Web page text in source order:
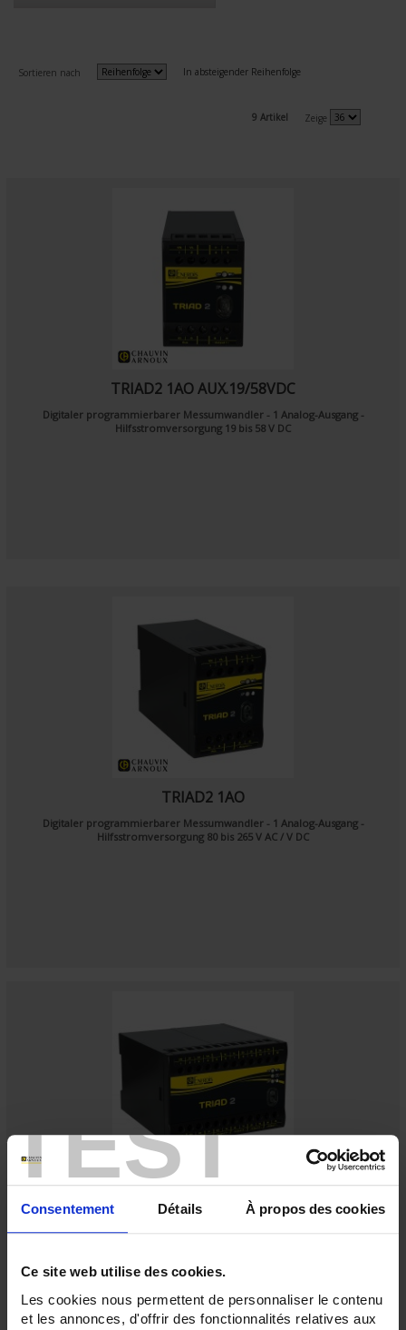
TEST
Consentement Détails À propos des cookies
Ce site web utilise des cookies.
Les cookies nous permettent de personnaliser le contenu
et les annonces, d'offrir des fonctionnalités relatives aux
Sortieren nach In absteigender Reihenfolge
9 Artikel Zeige
TRIAD2 1AO AUX.19/58VDC
Digitaler programmierbarer Messumwandler - 1 Analog-Ausgang -
Hilfsstromversorgung 19 bis 58 V DC
TRIAD2 1AO
Digitaler programmierbarer Messumwandler - 1 Analog-Ausgang -
Hilfsstromversorgung 80 bis 265 V AC / V DC
TRIAD2 2AO AUX.19/58VDC
Digitaler programmierbarer Messumwandler - 2 Analog-Ausgänge -
Hilfsstromversorgung 19 bis 58 V DC